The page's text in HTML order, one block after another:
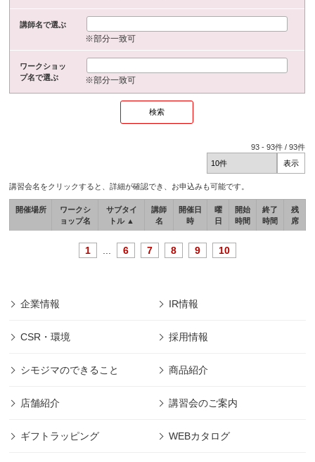
講師名で選ぶ
※部分一致可
ワークショッ
プ名で選ぶ
※部分一致可
93 -93件 /93件
講習会名をクリックすると、詳細が確認でき、お申込みも可能です。
開催場所
ワークシ
ョップ名
サブタイ
トル ▲
講師
名
開催日
時
曜
日
開始
時間
終了
時間
残
席
1 6 7 8 9 10
企業情報 IR情報
CSR・環境 採用情報
シモジマのできること 商品紹介
店舗紹介 講習会のご案内
ギフトラッピング WEBカタログ